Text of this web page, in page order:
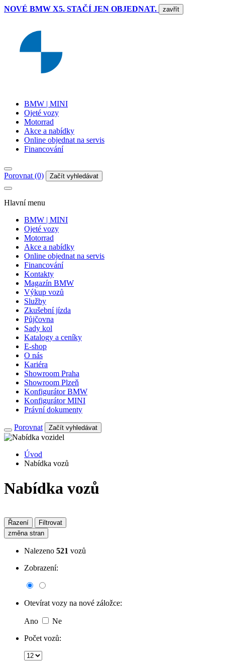
NOVÉ BMW X5. STAČÍ JEN OBJEDNAT. zavřít
BMW | MINI
Ojeté vozy
Motorrad
Akce a nabídky
Online objednat na servis
Financování
Porovnat (0) Začít vyhledávat
Hlavní menu
BMW | MINI
Ojeté vozy
Motorrad
Akce a nabídky
Online objednat na servis
Financování
Kontakty
Magazín BMW
Výkup vozů
Služby
Zkušební jízda
Půjčovna
Sady kol
Katalogy a ceníky
E-shop
O nás
Kariéra
Showroom Praha
Showroom Plzeň
Konfigurátor BMW
Konfigurátor MINI
Právní dokumenty
Porovnat Začít vyhledávat
Úvod
Nabídka vozů
Nabídka vozů
Řazení
Filtrovat
změna stran
Nalezeno 521 vozů
Zobrazení:
Otevírat vozy na nové záložce:
Ano
Ne
Počet vozů: